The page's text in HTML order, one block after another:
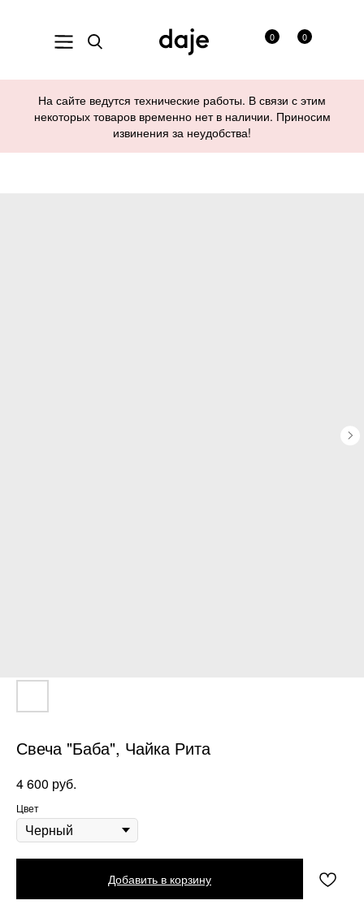
0
0
На сайте ведутся технические работы. В связи с этим
некоторых товаров временно нет в наличии. Приносим
извинения за неудобства!
Свеча "Баба", Чайка Рита
4 600 руб.
Цвет
Добавить в корзину